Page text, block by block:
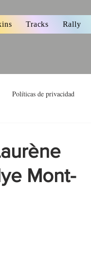
Tracks Rally
Políticas de privacidad
Mont-